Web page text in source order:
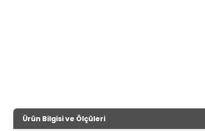
Ürün Bilgisi ve Ölçüleri